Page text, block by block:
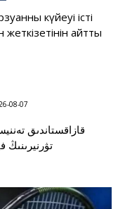
күйеуі істі
жеткізетінін айтты
08-07
قازاقستاندىق
تۋرنيرىنىڭ